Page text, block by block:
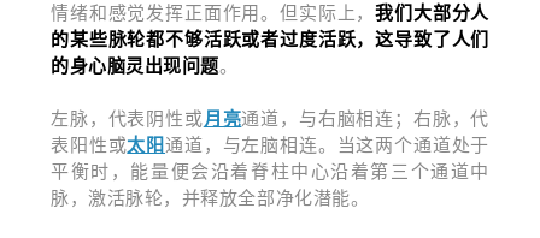
情绪和感觉发挥正面作用。但实际上，我们大部分人
的某些脉轮都不够活跃或者过度活跃，这导致了人们
的身心脑灵出现问题。
左脉，代表阴性或月亮通道，与右脑相连；右脉，代
表阳性或太阳通道，与左脑相连。当这两个通道处于
平衡时，能量便会沿着脊柱中心沿着第三个通道中
脉，激活脉轮，并释放全部净化潜能。